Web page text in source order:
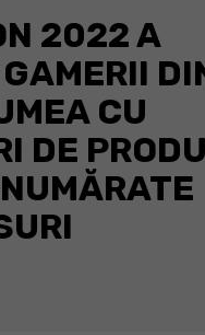
2022 A
CU
DE